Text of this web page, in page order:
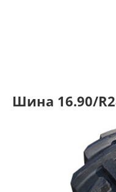
Шина 16.90/